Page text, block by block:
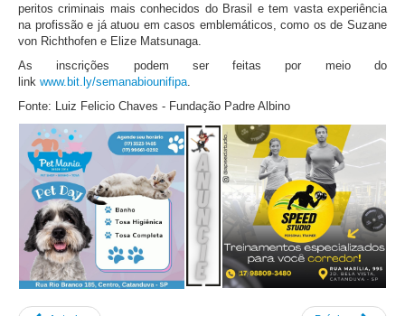
peritos criminais mais conhecidos do Brasil e tem vasta experiência
na profissão e já atuou em casos emblemáticos, como os de Suzane
von Richthofen e Elize Matsunaga.
As inscrições podem ser feitas por meio do
link www.bit.ly/semanabiounifipa
Fonte: Luiz Felicio Chaves - Fundação Padre Albino